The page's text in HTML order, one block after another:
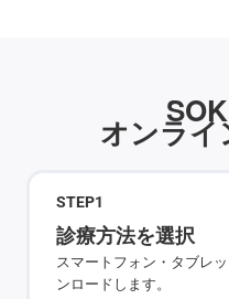
オンライ
STEP1
診療方法を選択
スマートフォン・タブレ
ンロードします。